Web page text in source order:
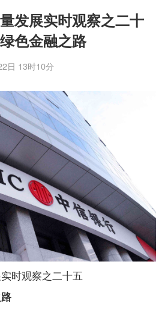
发展实时观察之二十
色金融之路
日 13时10分
时观察之二十五